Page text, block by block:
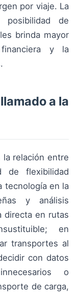
por viaje. La
de
brinda mayor
y la
a la
relación entre
de flexibilidad
tecnología en la
y análisis
directa en rutas
en
transportes al
con datos
o
de carga,